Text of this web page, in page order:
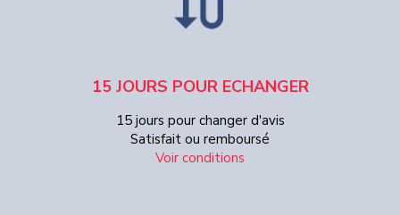
15 JOURS POUR ECHANGER
15 jours pour changer d'avis
Satisfait ou remboursé
Voir conditions